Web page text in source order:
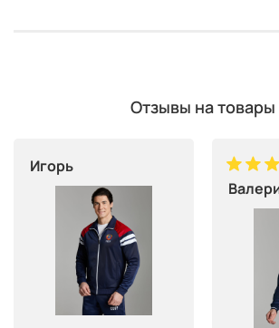
Отзывы на товары
Игорь